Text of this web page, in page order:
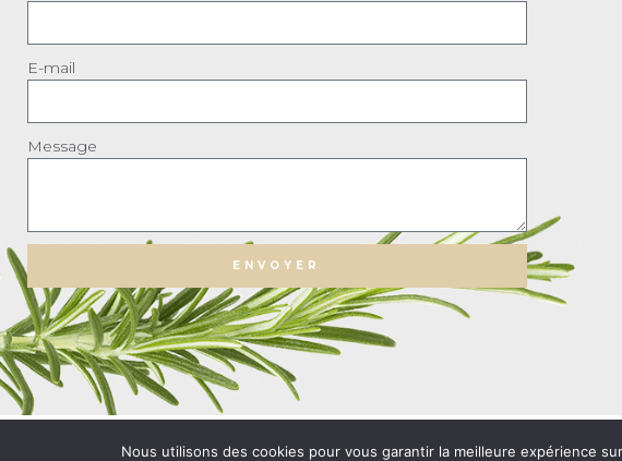
E-mail
Message
ENVOYER
© 2023 Beauty Shop Bio. tous droits réservés.
Nous utilisons des cookies pour vous garantir la meilleure expérience